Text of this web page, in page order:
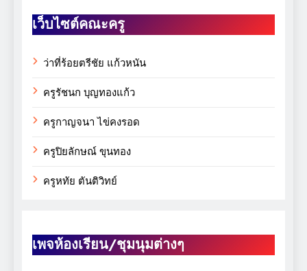
เว็บไซต์คณะครู
ว่าที่ร้อยตรีชัย แก้วหนัน
ครูรัชนก บุญทองแก้ว
ครูกาญจนา ไข่คงรอด
ครูปิยลักษณ์ ขุนทอง
ครูหทัย ตันติวิทย์
เพจห้องเรียน/ชุมนุมต่างๆ